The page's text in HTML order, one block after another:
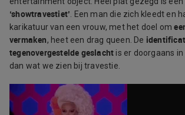
‘showtravestiet’ . Een man die zich kleedt en
karikatuur van een vrouw, met het doel om
vermaken, heet een drag queen. De
tegenovergestelde geslacht is er doorgaans
dan wat we zien bij travestie.